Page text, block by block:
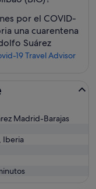
por el COVID-
una cuarentena
Suárez
19 Travel Advisor
Madrid-Barajas
Iberia